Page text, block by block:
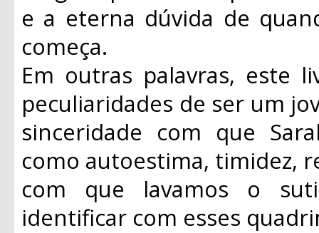
e a eterna dúvida de
começa.
Em outras palavras, este
peculiaridades de ser um
sinceridade com que
como autoestima, timidez,
com que lavamos o
identificar com esses